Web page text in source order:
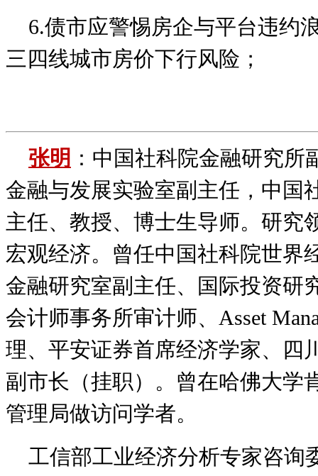
6.债市应警惕房企与平台违约
三四线城市房价下行风险；
张明 ：中国社科院金融研究
金融与发展实验室副主任，中国
主任、教授、博士生导师。研究
宏观经济。曾任中国社科院世界
金融研究室副主任、国际投资研
会计师事务所审计师、Asset
理、平安证券首席经济学家、四
副市长（挂职）。曾在哈佛大学
管理局做访问学者。
工信部工业经济分析专家咨询